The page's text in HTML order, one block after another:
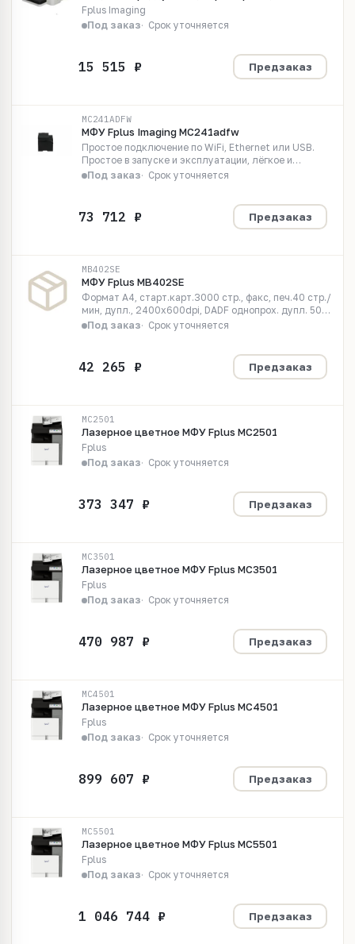
150л., 60-200 гр., USB, Ethernet, Wi-Fi, макс.
65000 стр/мес, 667МГц, 512Мб, стартовый
картридж 3000 копий.
Fplus Imaging
Под заказ
Срок уточняется
Предзаказ
MC241ADFW
МФУ Fplus Imaging MC241adfw
Простое подключение по WiFi, Ethernet или USB.
Простое в запуске и эксплуатации, лёгкое и
компактное цветное многофункциональное
Под заказ Срок уточняется
Предзаказ
MB402SE
МФУ Fplus MB402SE
Формат A4, старт.карт.3000 стр., факс, печ.40 стр./
мин, дупл., 2400x600dpi, DADF однопрох. дупл. 50
л., CIS скан. 600x600ppi, скан.моно 92 стор/мин, цв.
Под заказ Срок уточняется
Предзаказ
MC2501
Лазерное цветное МФУ Fplus MC2501
Fplus
Под заказ
Срок уточняется
Предзаказ
MC3501
Лазерное цветное МФУ Fplus MC3501
Fplus
Под заказ
Срок уточняется
Предзаказ
MC4501
Лазерное цветное МФУ Fplus MC4501
Fplus
Под заказ
Срок уточняется
Предзаказ
MC5501
Лазерное цветное МФУ Fplus MC5501
Fplus
Под заказ
Срок уточняется
Предзаказ